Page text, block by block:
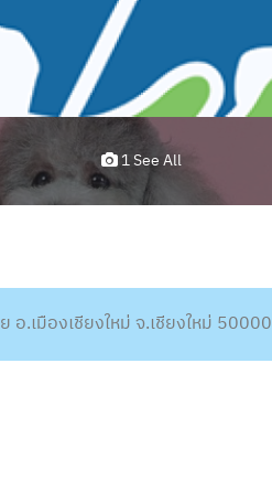
1 See All
.เมืองเชียงใหม่ จ.เชียงใหม่ 50000